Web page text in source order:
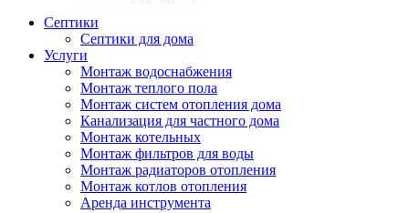
Септики
Септики для дома
Услуги
Монтаж водоснабжения
Монтаж теплого пола
Монтаж систем отопления дома
Канализация для частного дома
Монтаж котельных
Монтаж фильтров для воды
Монтаж радиаторов отопления
Монтаж котлов отопления
Аренда инструмента